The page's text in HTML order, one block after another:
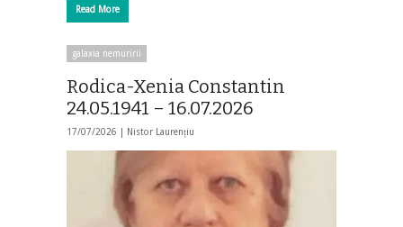
Read More
galaxia nemuririi
Rodica-Xenia Constantin
24.05.1941 – 16.07.2026
17/07/2026 | Nistor Laurențiu